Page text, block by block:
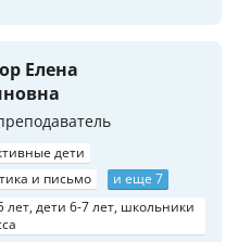
Елена
дети
и письмо
и еще 7
лет, дети 6-7 лет, школьники